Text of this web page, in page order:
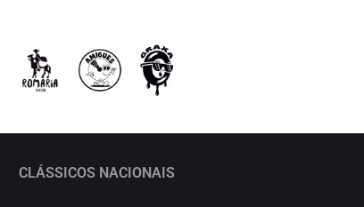
CLÁSSICOS NACIONAIS